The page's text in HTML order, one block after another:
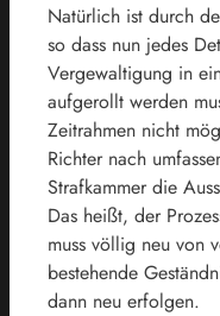
Natürlich ist durch
so dass nun jedes
Vergewaltigung in
aufgerollt werden
Zeitrahmen nicht
Richter nach
Strafkammer die
Das heißt, der
muss völlig neu von
bestehende
dann neu erfolgen.